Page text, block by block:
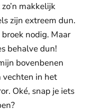
makkelijk
zijn extreem dun.
nodig. Maar
behalve dun!
bovenbenen
vechten in het
Oké, snap je iets